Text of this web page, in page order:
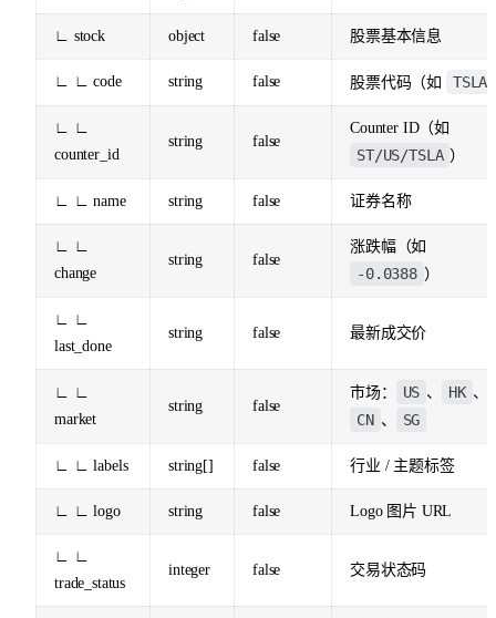
∟ stock object false 股票基本信息
∟ ∟ code string false 股票代码（如 TSLA
∟ ∟
counter_id
string false
Counter ID（如
ST/US/TSLA ）
∟ ∟ name string false 证券名称
∟ ∟
change
string false
涨跌幅（如
-0.0388 ）
∟ ∟
last_done
string false 最新成交价
∟ ∟
market
string false
市场： US 、 HK 、
CN 、 SG
∟ ∟ labels string[] false 行业 / 主题标签
∟ ∟ logo string false Logo 图片 URL
∟ ∟
trade_status
integer false 交易状态码